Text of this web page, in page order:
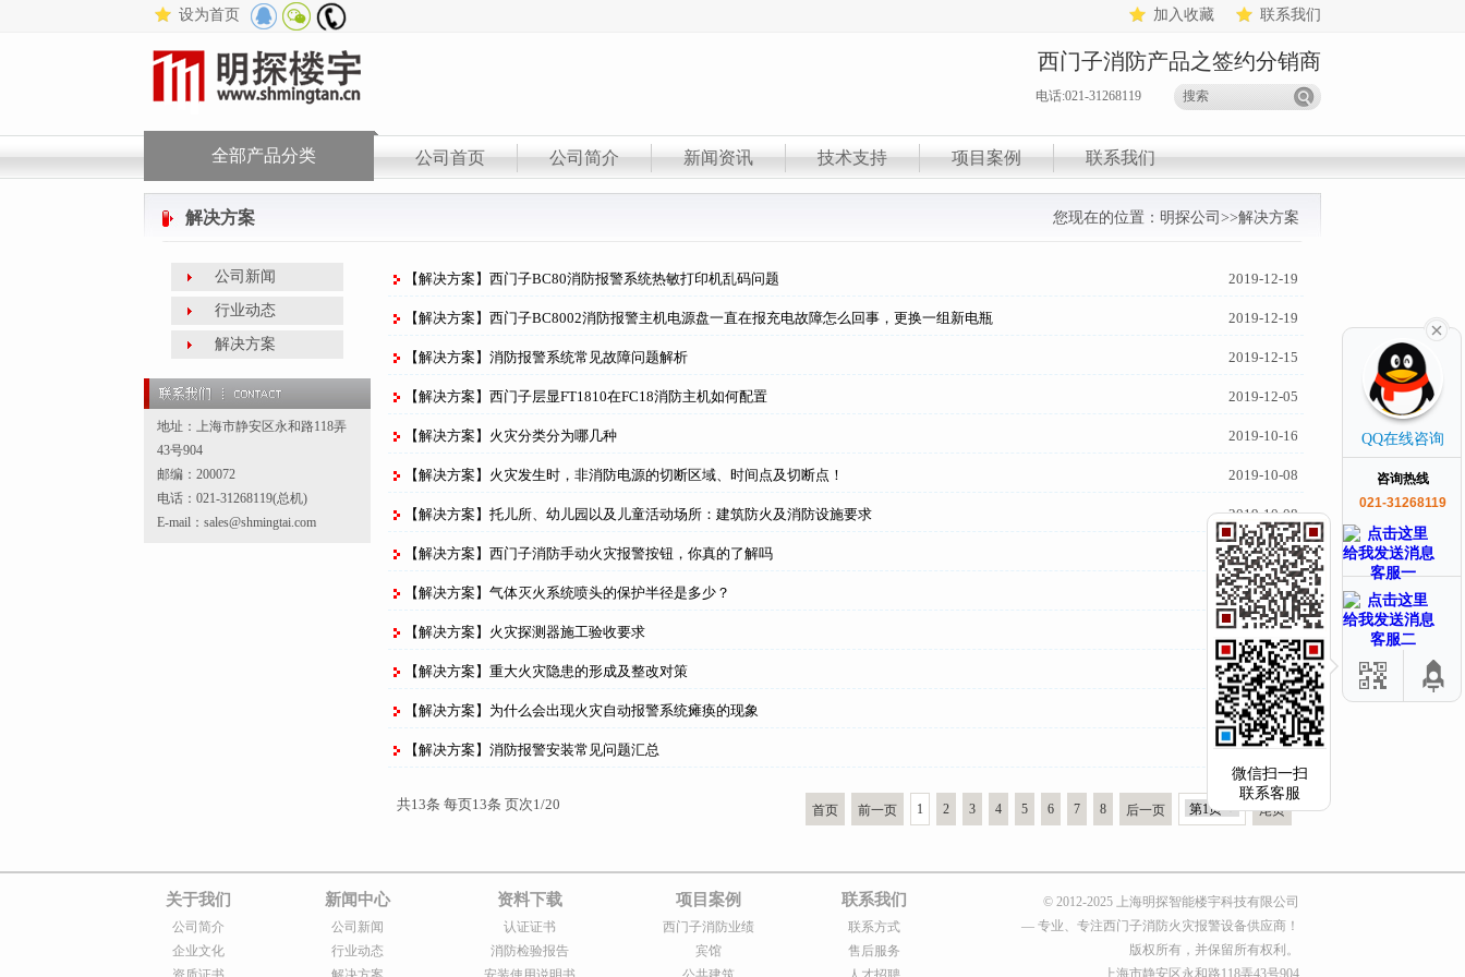
设为首页
公
话
联系我们
加入收藏
西门子消防产品之签约分销商
电话:021-31268119
全部产品分类 公司首页 公司简介 新闻资讯 技术支持 项目案例 联系我们
解决方案 您现在的位置： 明探公司 >>解决方案
公司新闻
行业动态
解决方案
地址：上海市静安区永和路118弄
43号904
邮编：200072
电话：021-31268119(总机)
E-mail：sales@shmingtai.com
【解决方案】西门子BC80消防报警系统热敏打印机乱码问题 2019-12-19
【解决方案】西门子BC8002消防报警主机电源盘一直在报充电故障怎么回事，更换一组新电瓶
还在报
2019-12-19
【解决方案】消防报警系统常见故障问题解析 2019-12-15
【解决方案】西门子层显FT1810在FC18消防主机如何配置 2019-12-05
【解决方案】火灾分类分为哪几种 2019-10-16
【解决方案】火灾发生时，非消防电源的切断区域、时间点及切断点！ 2019-10-08
【解决方案】托儿所、幼儿园以及儿童活动场所：建筑防火及消防设施要求 2019-10-08
【解决方案】西门子消防手动火灾报警按钮，你真的了解吗 2019-09-17
【解决方案】气体灭火系统喷头的保护半径是多少？ 2019-09-03
【解决方案】火灾探测器施工验收要求 2019-09-03
【解决方案】重大火灾隐患的形成及整改对策 2019-08-21
【解决方案】为什么会出现火灾自动报警系统瘫痪的现象 2019-08-21
【解决方案】消防报警安装常见问题汇总 2019-08-15
共13条 每页13条 页次1/20 首页 前一页 1 2 3 4 5 6 7 8 后一页 尾页
关于我们
公司简介
企业文化
新闻中心
公司新闻
行业动态
资料下载
认证证书
消防检验报告
项目案例
西门子消防业绩
宾馆
联系我们
联系方式
售后服务
© 2012-2025 上海明探智能楼宇科技有限公司
— 专业、专注西门子消防火灾报警设备供应商！
版权所有，并保留所有权利。
上海市静安区永和路118弄43号904
QQ在线咨询
咨询热线
021-31268119
客服一
客服二
微信扫一扫
联系客服